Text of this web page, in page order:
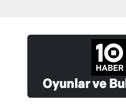
Oyunlar ve